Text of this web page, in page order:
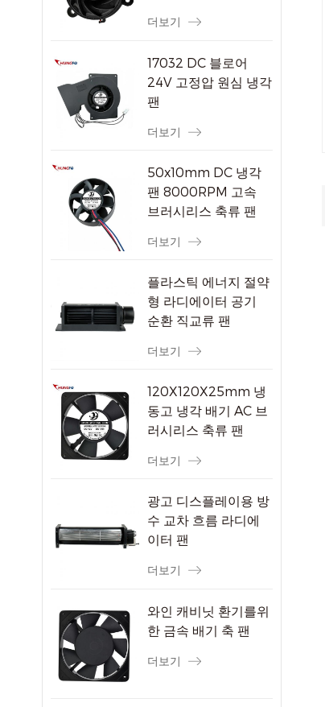
더보기
17032 DC 블로어
24V 고정압 원심 냉각
팬
더보기
50x10mm DC 냉각
팬 8000RPM 고속
브러시리스 축류 팬
더보기
플라스틱 에너지 절약
형 라디에이터 공기
순환 직교류 팬
더보기
120X120X25mm 냉
동고 냉각 배기 AC 브
러시리스 축류 팬
더보기
광고 디스플레이용 방
수 교차 흐름 라디에
이터 팬
더보기
와인 캐비닛 환기를위
한 금속 배기 축 팬
더보기